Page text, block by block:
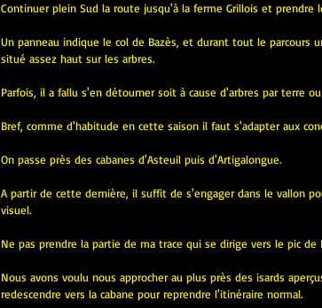
Continuer plein Sud la route jusqu'à la ferme Grillois et prendre
Un panneau indique le col de Bazès, et durant tout le parcours
situé assez haut sur les arbres.
Parfois, il a fallu s'en détourner soit à cause d'arbres par terre
Bref, comme d'habitude en cette saison il faut s'adapter aux
On passe près des cabanes d'Asteuil puis d'Artigalongue.
A partir de cette dernière, il suffit de s'engager dans le vallon
visuel.
Ne pas prendre la partie de ma trace qui se dirige vers le pic
Nous avons voulu nous approcher au plus près des isards
redescendre vers la cabane pour reprendre l'itinéraire normal.